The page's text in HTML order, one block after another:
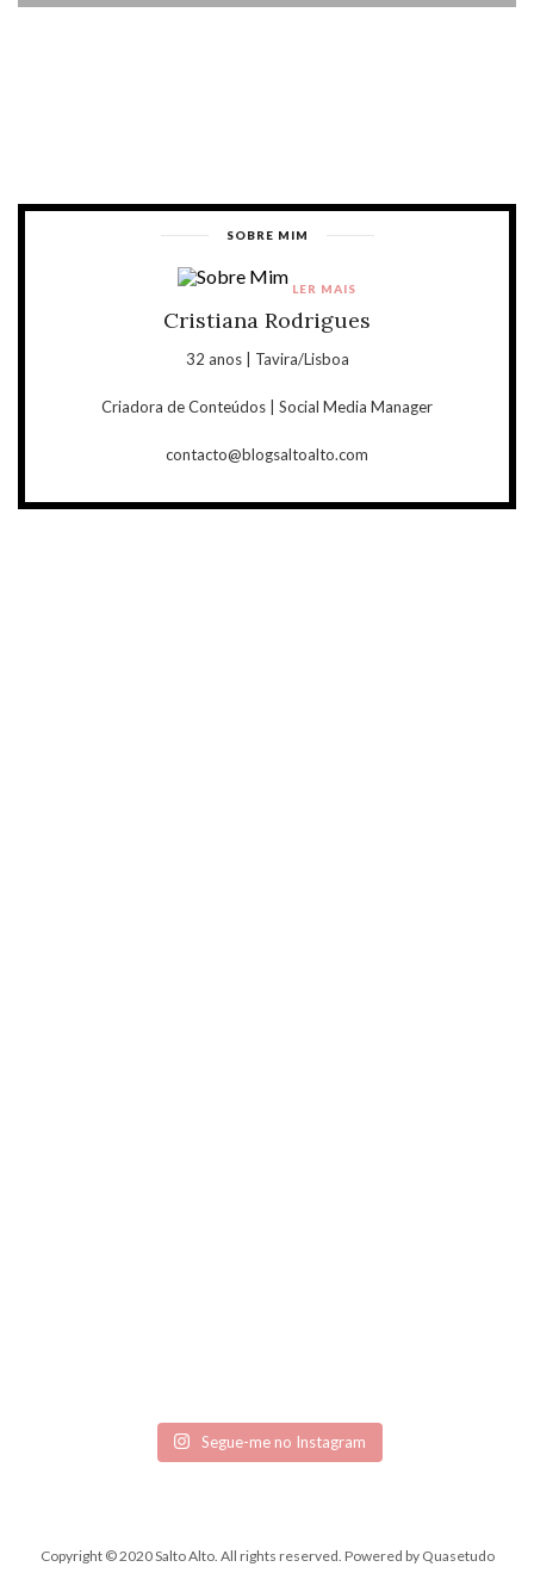
SOBRE MIM
Cristiana Rodrigues
32 anos | Tavira/Lisboa
Criadora de Conteúdos | Social Media Manager
contacto@blogsaltoalto.com
LER MAIS
Segue-me no Instagram
Copyright © 2020 Salto Alto. All rights reserved. Powered by Quasetudo